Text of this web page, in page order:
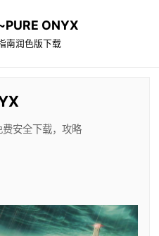
ONYX
南润色版下载
安全下载，攻略